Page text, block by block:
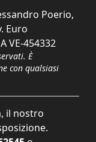
Poerio,
Euro
VE-454332
È
con qualsiasi
il nostro